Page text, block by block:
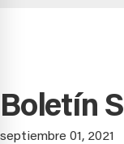
Boletín
septiembre 01, 2021